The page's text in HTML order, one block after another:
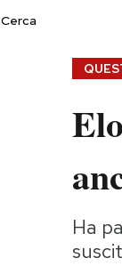
Storie/Idee
Ok Boomer!
Ha